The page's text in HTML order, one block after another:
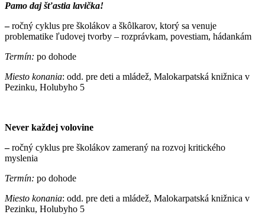
Pamo daj šťastia lavička!
–ročný cyklus pre školákov a škôlkarov, ktorý sa venuje
problematike ľudovej tvorby – rozprávkam, povestiam, hádankám
Termín: po dohode
Miesto konania: odd. pre deti a mládež, Malokarpatská knižnica v
Pezinku, Holubyho 5
Never každej volovine
–ročný cyklus pre školákov zameraný na rozvoj kritického
myslenia
Termín: po dohode
Miesto konania: odd. pre deti a mládež, Malokarpatská knižnica v
Pezinku, Holubyho 5